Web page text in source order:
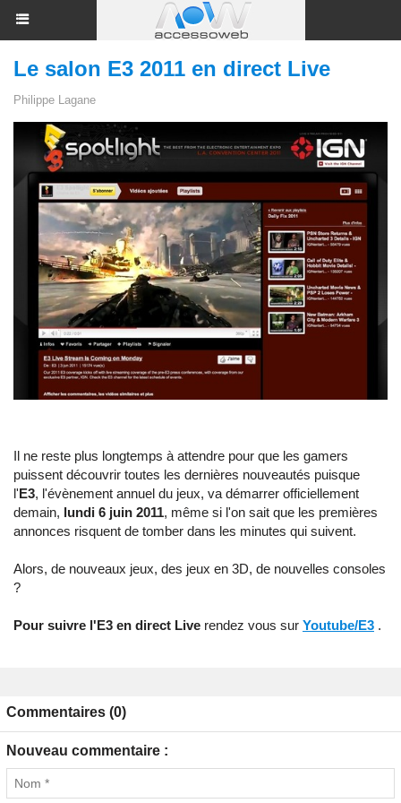
Le salon E3 2011 en direct Live
Philippe Lagane
Il ne reste plus longtemps à attendre pour que les gamers
puissent découvrir toutes les dernières nouveautés puisque
l'E3, l'évènement annuel du jeux, va démarrer officiellement
demain, lundi 6 juin 2011, même si l'on sait que les premières
annonces risquent de tomber dans les minutes qui suivent.
Alors, de nouveaux jeux, des jeux en 3D, de nouvelles consoles
?
Pour suivre l'E3 en direct Live rendez vous sur Youtube/E3 .
Commentaires (0)
Nouveau commentaire :